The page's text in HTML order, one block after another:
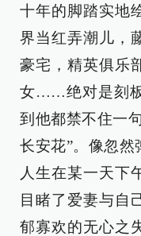
十年的脚踏实地
界当红弄潮儿，
豪宅，精英俱乐
女……绝对是刻
到他都禁不住一
长安花”。像忽然
人生在某一天
目睹了爱妻与自
郁寡欢的无心之